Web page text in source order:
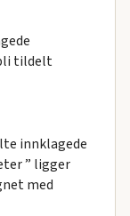
tildelt
innklagede
” ligger
med